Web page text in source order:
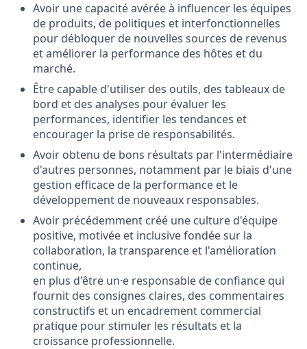
Avoir une capacité avérée à influencer les équipes
de produits, de politiques et interfonctionnelles
pour débloquer de nouvelles sources de revenus
et améliorer la performance des hôtes et du
marché.
Être capable d'utiliser des outils, des tableaux de
bord et des analyses pour évaluer les
performances, identifier les tendances et
encourager la prise de responsabilités.
Avoir obtenu de bons résultats par l'intermédiaire
d'autres personnes, notamment par le biais d'une
gestion efficace de la performance et le
développement de nouveaux responsables.
Avoir précédemment créé une culture d'équipe
positive, motivée et inclusive fondée sur la
collaboration, la transparence et l'amélioration
continue,
en plus d'être un·e responsable de confiance qui
fournit des consignes claires, des commentaires
constructifs et un encadrement commercial
pratique pour stimuler les résultats et la
croissance professionnelle.